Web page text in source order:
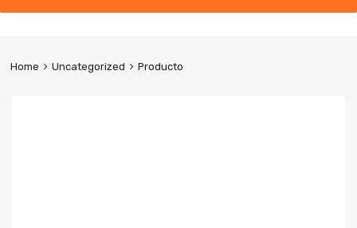
Home Uncategorized Producto